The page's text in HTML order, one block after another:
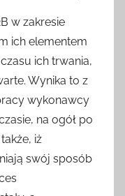
w zakresie
ich elementem
ich trwania,
Wynika to z
wykonawcy
na ogół po
iż
swój sposób